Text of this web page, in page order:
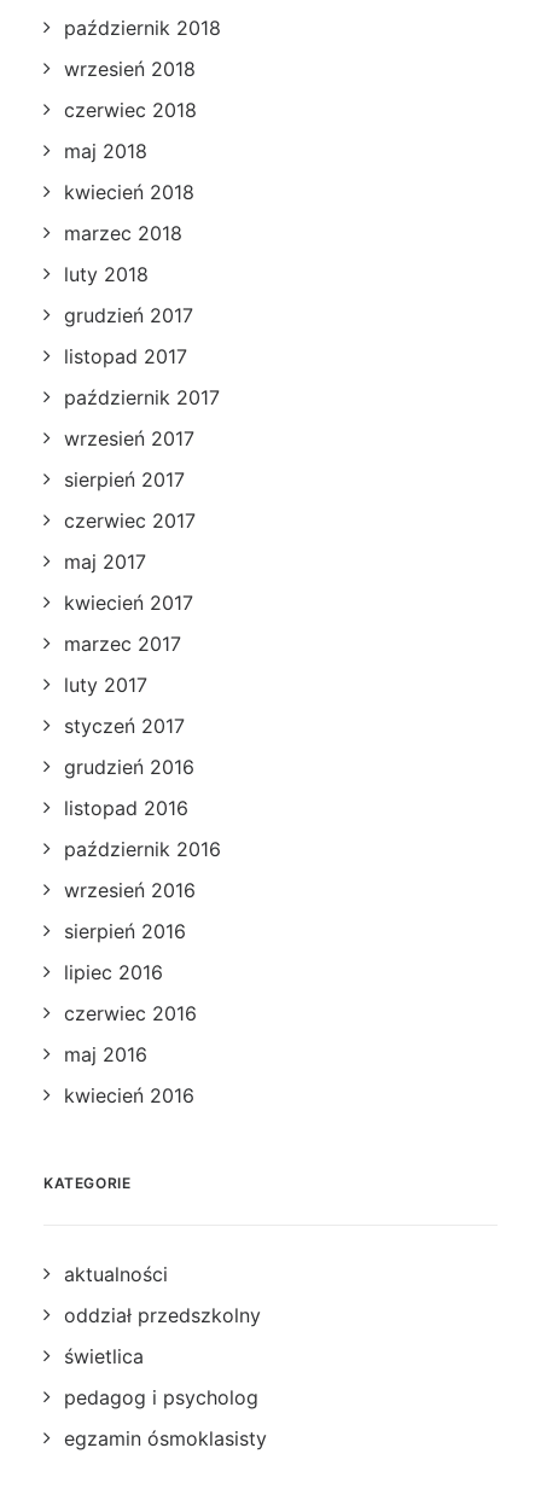
październik 2018
wrzesień 2018
czerwiec 2018
maj 2018
kwiecień 2018
marzec 2018
luty 2018
grudzień 2017
listopad 2017
październik 2017
wrzesień 2017
sierpień 2017
czerwiec 2017
maj 2017
kwiecień 2017
marzec 2017
luty 2017
styczeń 2017
grudzień 2016
listopad 2016
październik 2016
wrzesień 2016
sierpień 2016
lipiec 2016
czerwiec 2016
maj 2016
kwiecień 2016
KATEGORIE
aktualności
oddział przedszkolny
świetlica
pedagog i psycholog
egzamin ósmoklasisty